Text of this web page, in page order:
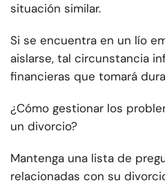
situación similar.
Si se encuentra en un lío
aislarse, tal circunstancia
financieras que tomará
¿Cómo gestionar los
un divorcio?
Mantenga una lista de
relacionadas con su